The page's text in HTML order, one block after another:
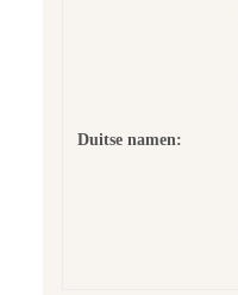
Duitse namen: